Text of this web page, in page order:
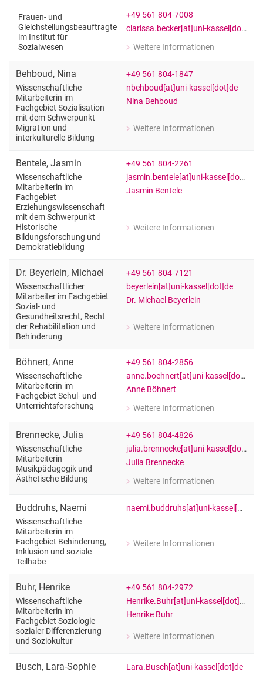
Frauen- und
Gleichstellungsbeauftragte
im Institut für
Sozialwesen
+49 561 804-7008
clarissa.becker[at]uni-kassel[dot]de
Weitere Informationen
zu Clarissa Swenja Becker
Behboud, Nina
Wissenschaftliche
Mitarbeiterin im
Fachgebiet Sozialisation
mit dem Schwerpunkt
Migration und
interkulturelle Bildung
+49 561 804-1847
nbehboud[at]uni-kassel[dot]de
Nina Behboud
Weitere Informationen
zu Nina Behboud
Bentele, Jasmin
Wissenschaftliche
Mitarbeiterin im
Fachgebiet
Erziehungswissenschaft
mit dem Schwerpunkt
Historische
Bildungsforschung und
Demokratiebildung
+49 561 804-2261
jasmin.bentele[at]uni-kassel[dot]de
Jasmin Bentele
Weitere Informationen
zu Jasmin Bentele
Dr. Beyerlein, Michael
Wissenschaftlicher
Mitarbeiter im Fachgebiet
Sozial- und
Gesundheitsrecht, Recht
der Rehabilitation und
Behinderung
+49 561 804-7121
beyerlein[at]uni-kassel[dot]de
Dr. Michael Beyerlein
Weitere Informationen
zu Dr. Michael Beyerlein
Böhnert, Anne
Wissenschaftliche
Mitarbeiterin im
Fachgebiet Schul- und
Unterrichtsforschung
+49 561 804-2856
anne.boehnert[at]uni-kassel[dot]de
Anne Böhnert
Weitere Informationen
zu Anne Böhnert
Brennecke, Julia
Wissenschaftliche
Mitarbeiterin
Musikpädagogik und
Ästhetische Bildung
+49 561 804-4826
julia.brennecke[at]uni-kassel[dot]de
Julia Brennecke
Weitere Informationen
zu Julia Brennecke
Buddruhs, Naemi
Wissenschaftliche
Mitarbeiterin im
Fachgebiet Behinderung,
Inklusion und soziale
Teilhabe
naemi.buddruhs[at]uni-kassel[dot]de
Weitere Informationen
zu Naemi Buddruhs
Buhr, Henrike
Wissenschaftliche
Mitarbeiterin im
Fachgebiet Soziologie
sozialer Differenzierung
und Soziokultur
+49 561 804-2972
Henrike.Buhr[at]uni-kassel[dot]de
Henrike Buhr
Weitere Informationen
zu Henrike Buhr
Busch, Lara-Sophie
Lara.Busch[at]uni-kassel[dot]de